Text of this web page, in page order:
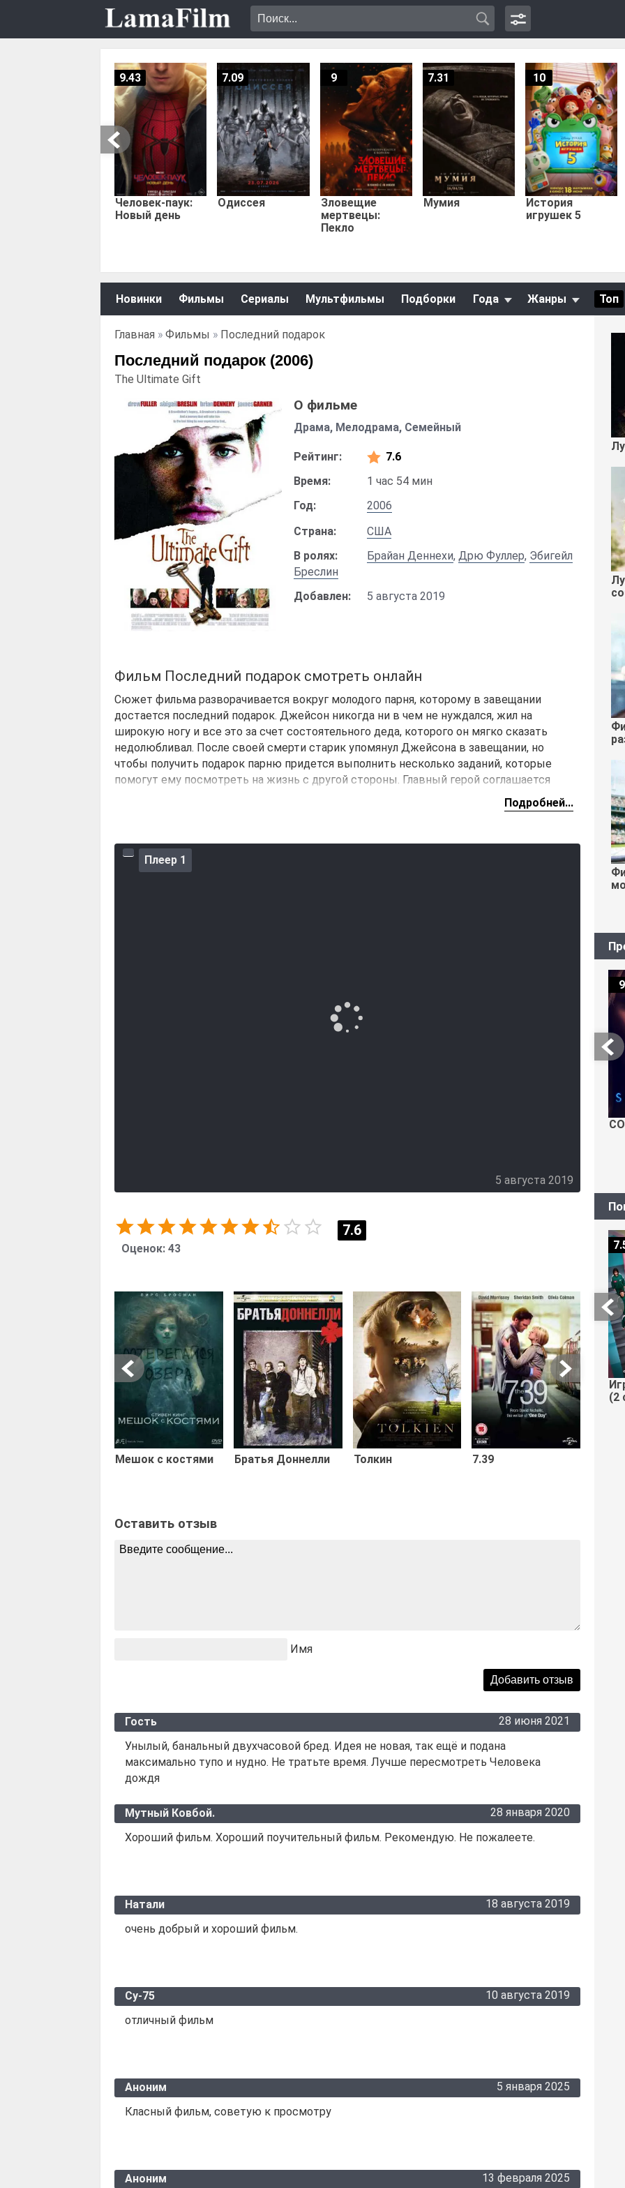
Человек-паук:
Новый день
9.43
Одиссея
7.09
Зловещие
мертвецы:
Пекло
9
Мумия
7.31
История
игрушек 5
10
Новинки Фильмы Сериалы Мультфильмы Подборки Года Жанры Топ
Главная » Фильмы » Последний подарок
Последний подарок (2006)
The Ultimate Gift
О фильме
Драма, Мелодрама, Семейный
Рейтинг:
7.6
Время:
1 час 54 мин
Год:
2006
Страна:
США
В ролях:
Брайан Деннехи, Дрю Фуллер, Эбигейл
Бреслин
Добавлен:
5 августа 2019
Фильм Последний подарок смотреть онлайн
Сюжет фильма разворачивается вокруг молодого парня, которому в завещании
достается последний подарок. Джейсон никогда ни в чем не нуждался, жил на
широкую ногу и все это за счет состоятельного деда, которого он мягко сказать
недолюбливал. После своей смерти старик упомянул Джейсона в завещании, но
чтобы получить подарок парню придется выполнить несколько заданий, которые
помогут ему посмотреть на жизнь с другой стороны. Главный герой соглашается
пройти задания, которые становятся для него настоящими испытаниями.
Подробней...
Плеер 1
5 августа 2019
7.6
Оценок: 43
Мешок с костями Братья Доннелли Толкин 7.39
Оставить отзыв
Имя
Гость
28 июня 2021
Унылый, банальный двухчасовой бред. Идея не новая, так ещё и подана
максимально тупо и нудно. Не тратьте время. Лучше пересмотреть Человека
дождя
Мутный Ковбой.
28 января 2020
Хороший фильм. Хороший поучительный фильм. Рекомендую. Не пожалеете.
Натали
18 августа 2019
очень добрый и хороший фильм.
Су-75
10 августа 2019
отличный фильм
Аноним
5 января 2025
Класный фильм, советую к просмотру
Аноним 13 февраля 2025
9
(2